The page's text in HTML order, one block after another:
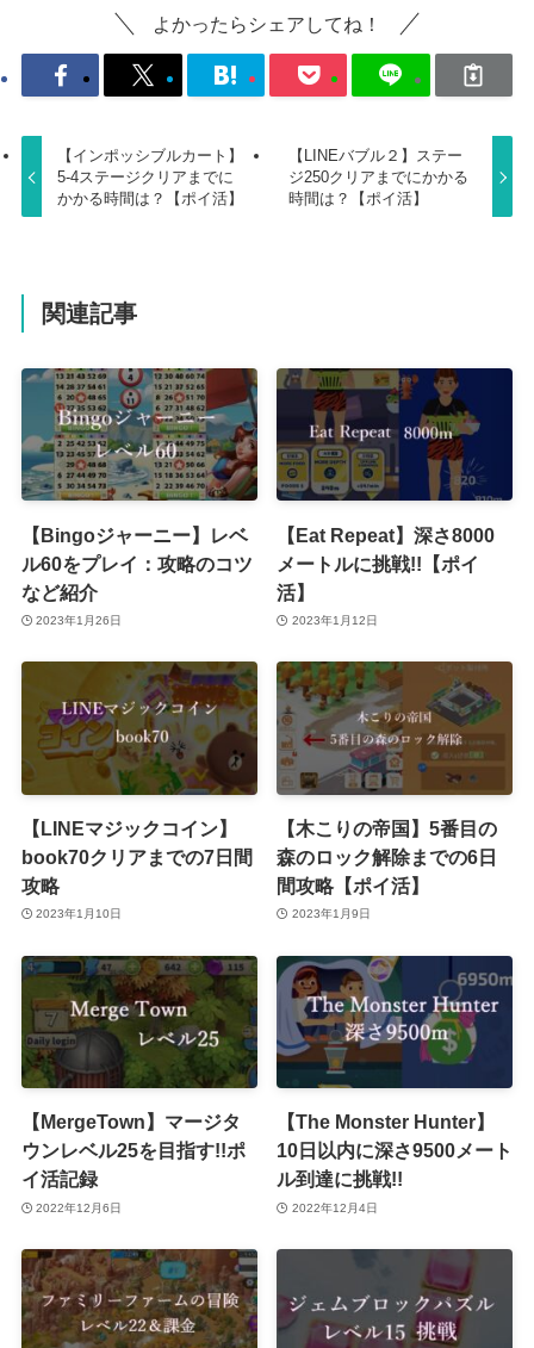
よかったらシェアしてね！
【インポッシブルカート】
5-4ステージクリアまでに
かかる時間は？【ポイ活】
【LINEバブル２】ステー
ジ250クリアまでにかかる
時間は？【ポイ活】
関連記事
【Bingoジャーニー】レベ
ル60をプレイ：攻略のコツ
など紹介
2023年1月26日
【Eat Repeat】深さ8000
メートルに挑戦!!【ポイ
活】
2023年1月12日
【LINEマジックコイン】
book70クリアまでの7日間
攻略
2023年1月10日
【木こりの帝国】5番目の
森のロック解除までの6日
間攻略【ポイ活】
2023年1月9日
【MergeTown】マージタ
ウンレベル25を目指す!!ポ
イ活記録
2022年12月6日
【The Monster Hunter】
10日以内に深さ9500メート
ル到達に挑戦!!
2022年12月4日